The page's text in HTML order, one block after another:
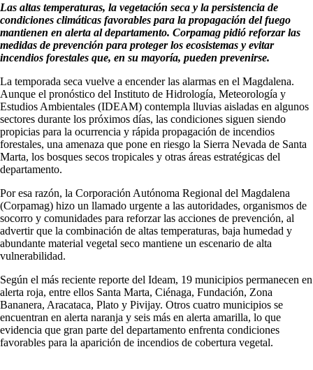
Las altas temperaturas, la vegetación seca y la persistencia de
condiciones climáticas favorables para la propagación del fuego
mantienen en alerta al departamento. Corpamag pidió reforzar las
medidas de prevención para proteger los ecosistemas y evitar
incendios forestales que, en su mayoría, pueden prevenirse.
La temporada seca vuelve a encender las alarmas en el Magdalena.
Aunque el pronóstico del Instituto de Hidrología, Meteorología y
Estudios Ambientales (IDEAM) contempla lluvias aisladas en algunos
sectores durante los próximos días, las condiciones siguen siendo
propicias para la ocurrencia y rápida propagación de incendios
forestales, una amenaza que pone en riesgo la Sierra Nevada de Santa
Marta, los bosques secos tropicales y otras áreas estratégicas del
departamento.
Por esa razón, la Corporación Autónoma Regional del Magdalena
(Corpamag) hizo un llamado urgente a las autoridades, organismos de
socorro y comunidades para reforzar las acciones de prevención, al
advertir que la combinación de altas temperaturas, baja humedad y
abundante material vegetal seco mantiene un escenario de alta
vulnerabilidad.
Según el más reciente reporte del Ideam, 19 municipios permanecen en
alerta roja, entre ellos Santa Marta, Ciénaga, Fundación, Zona
Bananera, Aracataca, Plato y Pivijay. Otros cuatro municipios se
encuentran en alerta naranja y seis más en alerta amarilla, lo que
evidencia que gran parte del departamento enfrenta condiciones
favorables para la aparición de incendios de cobertura vegetal.